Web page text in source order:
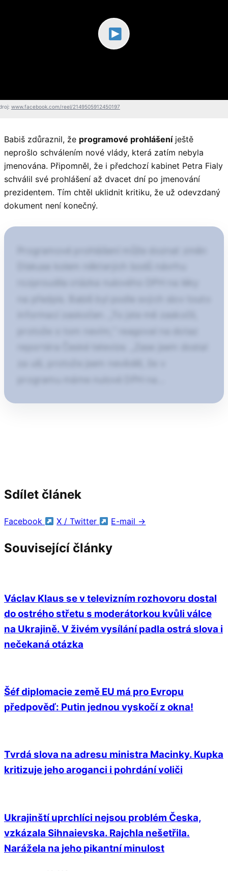
www.facebook.com/reel/2149505912450197
Babiš zdůraznil, že programové prohlášeníještě
neprošlo schválením nové vlády, která zatím nebyla
jmenována. Připomněl, že i předchozí kabinet Petra Fialy
schválil své prohlášení až dvacet dní po jmenování
prezidentem. Tím chtěl uklidnit kritiku, že už odevzdaný
dokument není konečný.
Sdílet článek
Facebook X / Twitter E-mail →
Související články
Václav Klaus se v televizním rozhovoru dostal
do ostrého střetu s moderátorkou kvůli válce
na Ukrajině. V živém vysílání padla ostrá slova i
nečekaná otázka
Šéf diplomacie země EU má pro Evropu
předpověď: Putin jednou vyskočí z okna!
Tvrdá slova na adresu ministra Macinky. Kupka
kritizuje jeho aroganci i pohrdání voliči
Ukrajinští uprchlíci nejsou problém Česka,
vzkázala Sihnaievska. Rajchla nešetřila.
Narážela na jeho pikantní minulost